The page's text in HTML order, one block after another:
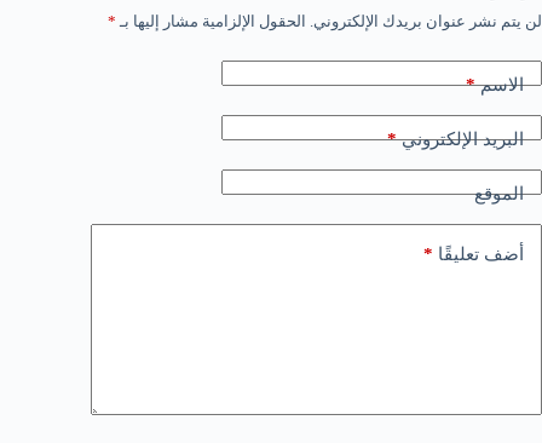
لن يتم نشر عنوان بريدك الإلكتروني. الحقول الإلزامية مشار إليها بـ *
الاسم*
البريد الإلكتروني*
الموقع
أضف تعليقًا *